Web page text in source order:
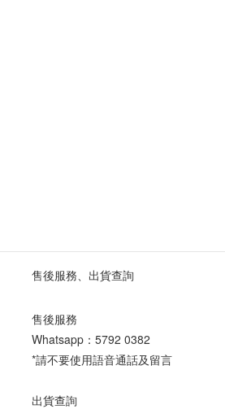
售後服務、出貨查詢
售後服務
Whatsapp： 5792 0382
*請不要使用語音通話及留言
出貨查詢